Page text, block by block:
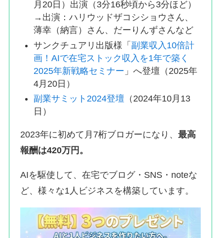
月20日）出演（3分16秒頃から3分ほど）
→出演：ハリウッドザコシショウさん、
薄幸（納言）さん、だーりんずさんなど
サンクチュアリ出版様「副業収入10倍計
画！AIで在宅ストック収入を1年で築く
2025年新戦略セミナー 」へ登壇（2025年
4月20日）
副業サミット2024登壇 （2024年10月13
日）
2023年に初めて月7桁ブロガーになり、最高
報酬は420万円。
AIを駆使して、在宅でブログ・SNS・noteな
ど、様々な1人ビジネスを構築しています。